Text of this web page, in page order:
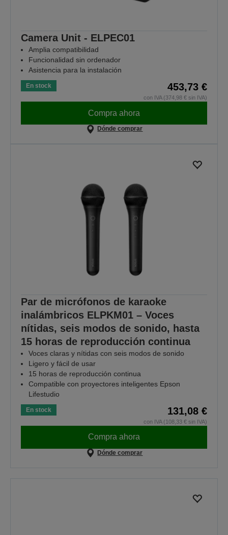
Camera Unit - ELPEC01
Amplia compatibilidad
Funcionalidad sin ordenador
Asistencia para la instalación
En stock 453,73 €
con IVA (374,98 € sin IVA)
Compra ahora
Dónde comprar
Par de micrófonos de karaoke
inalámbricos ELPKM01 – Voces
nítidas, seis modos de sonido, hasta
15 horas de reproducción continua
Voces claras y nítidas con seis modos de sonido
Ligero y fácil de usar
15 horas de reproducción continua
Compatible con proyectores inteligentes Epson
Lifestudio
En stock 131,08 €
con IVA (108,33 € sin IVA)
Compra ahora
Dónde comprar